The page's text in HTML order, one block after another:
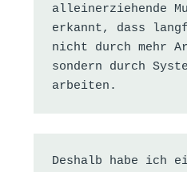
alleinerziehende
erkannt, dass
nicht durch mehr
sondern durch
arbeiten.
Deshalb habe ich